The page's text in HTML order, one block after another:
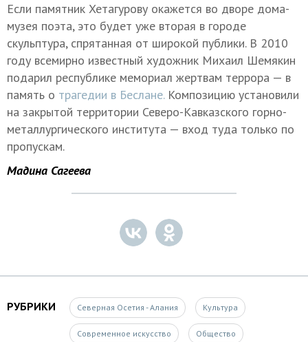
Если памятник Хетагурову окажется во дворе дома-
музея поэта, это будет уже вторая в городе
скульптура, спрятанная от широкой публики. В 2010
году всемирно известный художник Михаил Шемякин
подарил республике мемориал жертвам террора — в
память о трагедии в Беслане.Композицию установили
на закрытой территории Северо-Кавказского горно-
металлургического института — вход туда только по
пропускам.
Мадина Сагеева
РУБРИКИ Северная Осетия - Алания Культура
Современное искусство Общество